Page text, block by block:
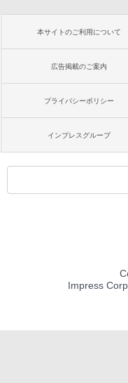
本サイトのご利用について
広告掲載のご案内
プライバシーポリシー
インプレスグループ
Impress